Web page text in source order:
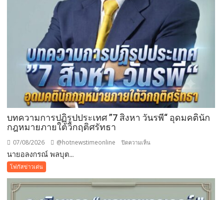
เป็นก
บุญ
บทความการปฏิรูปประเทศ ”7 สิงหา วันรพี“ อุดมคตินัก
กฎหมายภายใต้วิกฤติศรัทธา
07/08/2026 @hotnewstimeonline ปิดความเห็น
ประเทศ
นายอลงกรณ์ พลบุต...
โฟกัสข่าวเด่น